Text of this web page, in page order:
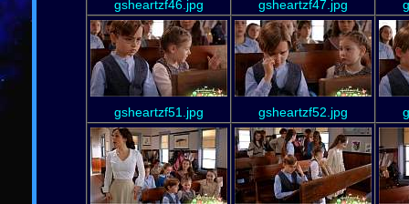
gsheartzf46.jpg gsheartzf47.jpg
gsheartzf51.jpg gsheartzf52.jpg